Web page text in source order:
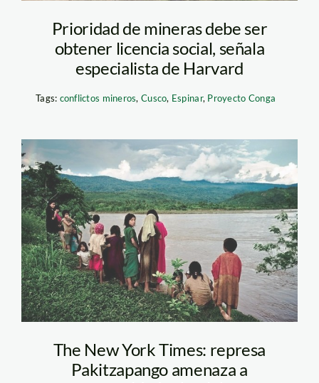
Prioridad de mineras debe ser
obtener licencia social, señala
especialista de Harvard
Tags: conflictos mineros,Cusco, Espinar, Proyecto Conga
Pakitzapango_TNY
The New York Times: represa
Pakitzapango amenaza a